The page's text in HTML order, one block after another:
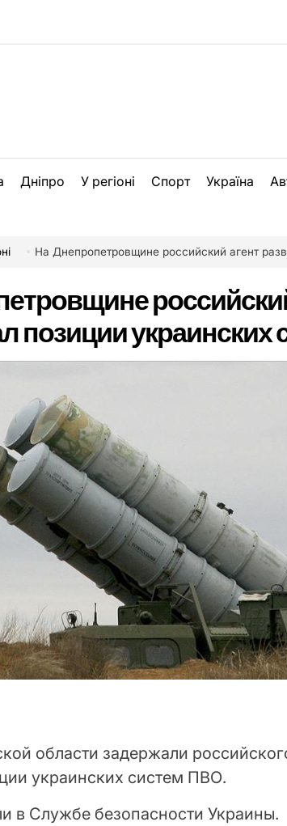
Дніпро У регіоні Спорт Україна
На Днепропетровщине российский агент разведывал
позиции украинских
области задержали
украинских систем ПВО.
в Службе безопасности Украины.